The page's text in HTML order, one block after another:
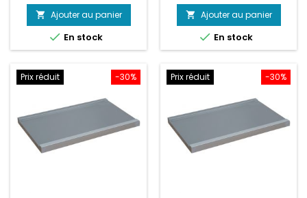
de
base
 Ajouter au panier
 En stock
de
base
 Ajouter au panier
 En stock
-30%
Prix réduit -30%
Prix réduit